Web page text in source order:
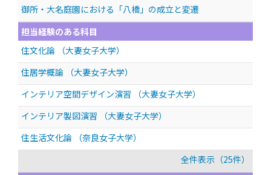
御所・大名庭園における「八橋」の成立と変遷
担当経験のある科目
住文化論 （大妻女子大学）
住居学概論 （大妻女子大学）
インテリア空間デザイン演習 （大妻女子大学）
インテリア製図演習 （大妻女子大学）
住生活文化論 （奈良女子大学）
全件表示（25件）